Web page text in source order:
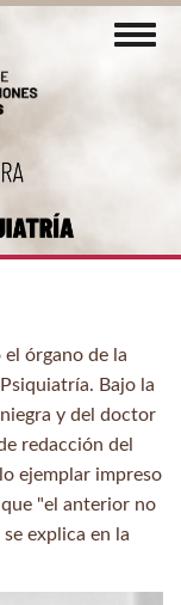
órgano de la
Bajo la
y del doctor
redacción del
ejemplar impreso
"el anterior no
explica en la